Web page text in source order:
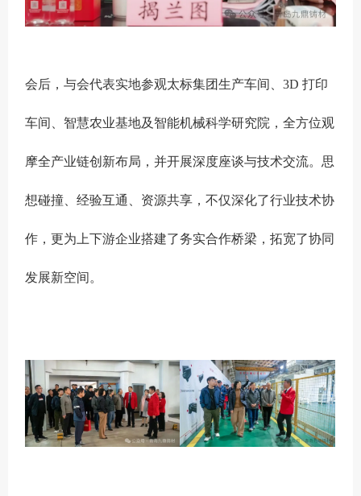
会后，与会代表实地参观太标集团生产车间、3D 打印
车间、智慧农业基地及智能机械科学研究院，全方位观
摩全产业链创新布局，并开展深度座谈与技术交流。思
想碰撞、经验互通、资源共享，不仅深化了行业技术协
作，更为上下游企业搭建了务实合作桥梁，拓宽了协同
发展新空间。